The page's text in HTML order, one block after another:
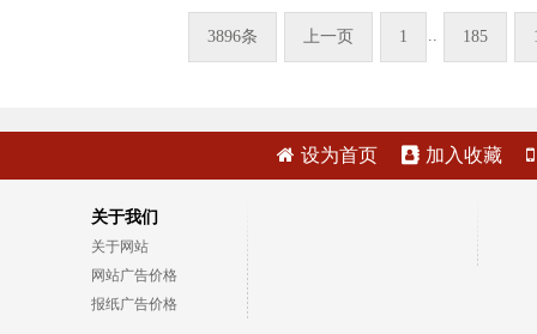
3896条 上一页 1 .. 185
设为首页 加入收藏
关于我们
关于网站
网站广告价格
报纸广告价格